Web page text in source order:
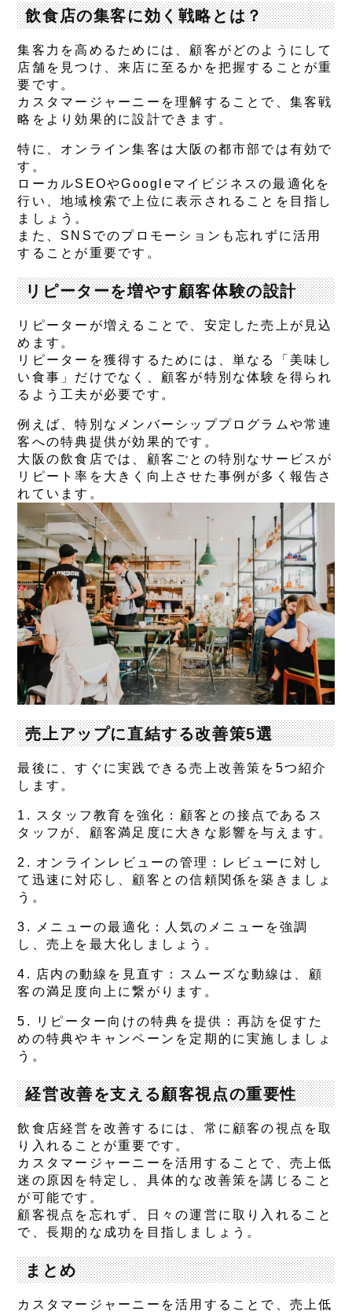
飲食店の集客に効く戦略とは？
集客力を高めるためには、顧客がどのようにして
店舗を見つけ、来店に至るかを把握することが重
要です。
カスタマージャーニーを理解することで、集客戦
略をより効果的に設計できます。
特に、オンライン集客は大阪の都市部では有効で
す。
ローカルSEOやGoogleマイビジネスの最適化を
行い、地域検索で上位に表示されることを目指し
ましょう。
また、SNSでのプロモーションも忘れずに活用
することが重要です。
リピーターを増やす顧客体験の設計
リピーターが増えることで、安定した売上が見込
めます。
リピーターを獲得するためには、単なる「美味し
い食事」だけでなく、顧客が特別な体験を得られ
るよう工夫が必要です。
例えば、特別なメンバーシッププログラムや常連
客への特典提供が効果的です。
大阪の飲食店では、顧客ごとの特別なサービスが
リピート率を大きく向上させた事例が多く報告さ
れています。
売上アップに直結する改善策5選
最後に、すぐに実践できる売上改善策を5つ紹介
します。
1. スタッフ教育を強化 ：顧客との接点であるス
タッフが、顧客満足度に大きな影響を与えます。
2. オンラインレビューの管理 ：レビューに対し
て迅速に対応し、顧客との信頼関係を築きましょ
う。
3. メニューの最適化 ：人気のメニューを強調
し、売上を最大化しましょう。
4. 店内の動線を見直す ：スムーズな動線は、顧
客の満足度向上に繋がります。
5. リピーター向けの特典を提供 ：再訪を促すた
めの特典やキャンペーンを定期的に実施しましょ
う。
経営改善を支える顧客視点の重要性
飲食店経営を改善するには、常に顧客の視点を取
り入れることが重要です。
カスタマージャーニーを活用することで、売上低
迷の原因を特定し、具体的な改善策を講じること
が可能です。
顧客視点を忘れず、日々の運営に取り入れること
で、長期的な成功を目指しましょう。
まとめ
カスタマージャーニーを活用することで、売上低